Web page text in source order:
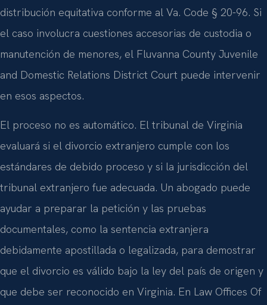
distribución equitativa conforme al Va. Code § 20-96. Si
el caso involucra cuestiones accesorias de custodia o
manutención de menores, el Fluvanna County Juvenile
and Domestic Relations District Court puede intervenir
en esos aspectos.
El proceso no es automático. El tribunal de Virginia
evaluará si el divorcio extranjero cumple con los
estándares de debido proceso y si la jurisdicción del
tribunal extranjero fue adecuada. Un abogado puede
ayudar a preparar la petición y las pruebas
documentales, como la sentencia extranjera
debidamente apostillada o legalizada, para demostrar
que el divorcio es válido bajo la ley del país de origen y
que debe ser reconocido en Virginia. En Law Offices Of